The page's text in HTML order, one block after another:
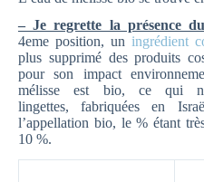
– Je regrette la présence
4eme position, un ingrédient
plus supprimé des produits
pour son impact
mélisse est bio, ce qui
lingettes, fabriquées en
l’appellation bio, le % étant
10 %.